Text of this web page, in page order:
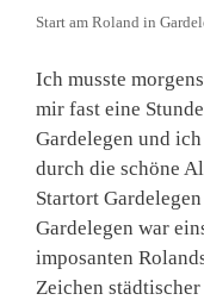
Start am Roland in
Ich musste
mir fast eine
Gardelegen und
durch die schöne
Startort
Gardelegen war
imposanten
Zeichen